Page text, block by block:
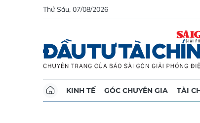
Thứ Sáu, 07/08/2026
KINH TẾ GÓC CHUYÊN GIA TÀI